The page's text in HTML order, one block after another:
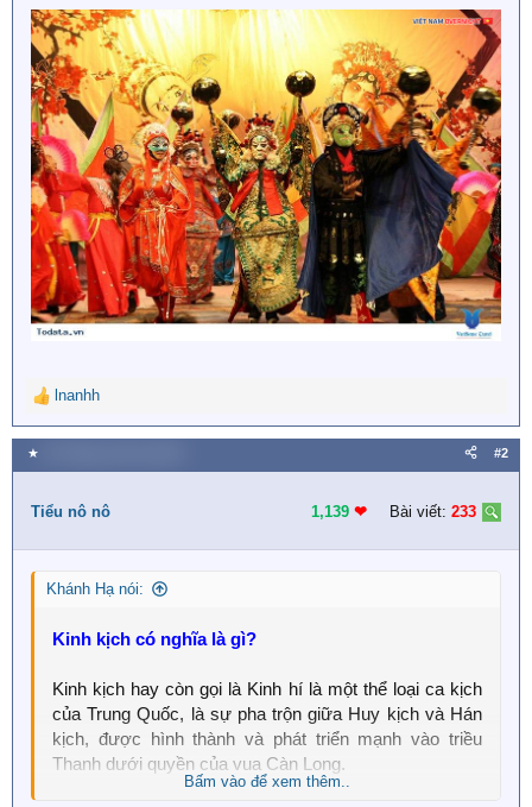
R
e
a
c
i
n
s
lnanhh
★ #2
Tiểu nô nô 1,139 ❤︎ Bài viết: 233
Khánh Hạ nói:
Kinh kịch có nghĩa là gì?
Kinh kịch hay còn gọi là Kinh hí là một thể loại ca kịch
của Trung Quốc, là sự pha trộn giữa Huy kịch và Hán
kịch, được hình thành và phát triển mạnh vào triều
Thanh dưới quyền của vua Càn Long.
Bấm vào để xem thêm..